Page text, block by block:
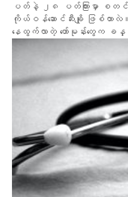
ပတ်နဲ့ ၂၈ ပတ်ကြားမှာ စတင်ဖြ
ကိုယ်ဝန်ဆောင်ဆီးချို ဖြစ်တာလဲ။ ကိုယ်ဝန်ဆောင်ချိန်မှာ အချင်း
နေထွက်လာတဲ့ ဟော်မုန်းတွေက ခ